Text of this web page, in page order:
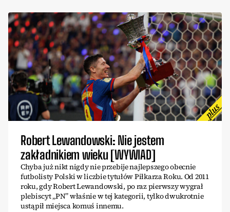
Robert Lewandowski: Nie jestem
zakładnikiem wieku [WYWIAD]
Chyba już nikt nigdy nie przebije najlepszego obecnie
futbolisty Polski w liczbie tytułów Piłkarza Roku. Od 2011
roku, gdy Robert Lewandowski, po raz pierwszy wygrał
plebiscyt „PN” właśnie w tej kategorii, tylko dwukrotnie
ustąpił miejsca komuś innemu.